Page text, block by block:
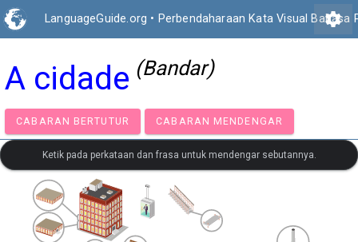
LanguageGuide.org • Perbendaharaan Kata Visual Bahasa
settings
A cidade (Bandar)
CABARAN BERTUTUR CABARAN MENDENGAR
Ketik pada perkataan dan frasa untuk mendengar sebutannya.